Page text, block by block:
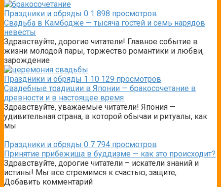
Праздники и обряды 0 1 898 просмотров
Свадьба в Камбодже — тысяча гостей и семь нарядов
невесты
Здравствуйте, дорогие читатели! Главное событие в
жизни молодой пары, торжество романтики и любви,
зарождение
Праздники и обряды 1 10 129 просмотров
Свадебные традиции в Японии — бракосочетание в
древности и в настоящее время
Здравствуйте, уважаемые читатели! Япония —
удивительная страна, в которой обычаи и ритуалы, как
мы
Праздники и обряды 0 7 794 просмотров
Принятие прибежища в буддизме — как это происходит?
Здравствуйте, дорогие читатели – искатели знаний и
истины! Мы все стремимся к счастью, защите,
Добавить комментарий